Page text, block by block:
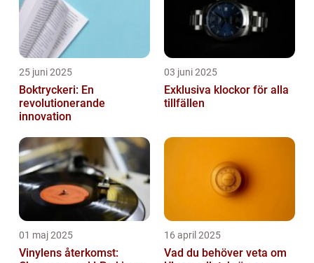
25 juni 2025
Boktryckeri: En
revolutionerande
innovation
03 juni 2025
Exklusiva klockor för alla
tillfällen
01 maj 2025
Vinylens återkomst:
16 april 2025
Vad du behöver veta om